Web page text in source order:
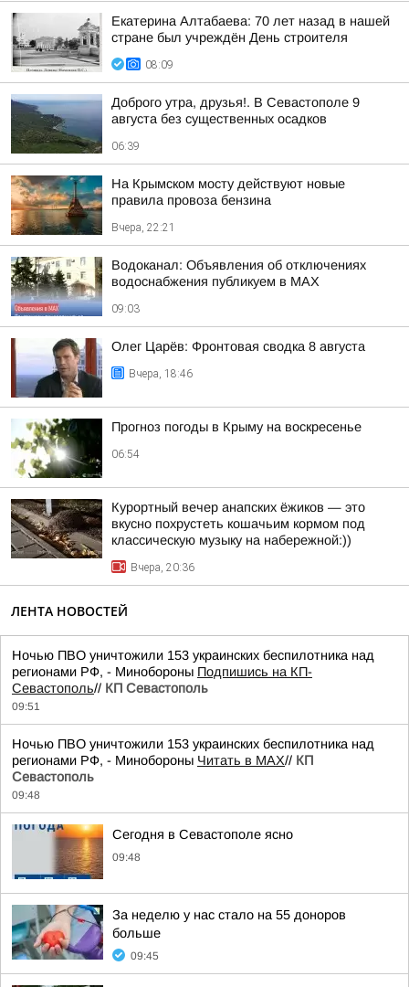
Екатерина Алтабаева: 70 лет назад в нашей
стране был учреждён День строителя
08:09
Доброго утра, друзья!. В Севастополе 9
августа без существенных осадков
06:39
На Крымском мосту действуют новые
правила провоза бензина
Вчера, 22:21
Водоканал: Объявления об отключениях
водоснабжения публикуем в MAX
09:03
Олег Царёв: Фронтовая сводка 8 августа
Вчера, 18:46
Прогноз погоды в Крыму на воскресенье
06:54
Курортный вечер анапских ёжиков — это
вкусно похрустеть кошачьим кормом под
классическую музыку на набережной:))
Вчера, 20:36
ЛЕНТА НОВОСТЕЙ
Ночью ПВО уничтожили 153 украинских беспилотника над
регионами РФ, - Минобороны Подпишись на КП-
Севастополь// КП Севастополь
09:51
Ночью ПВО уничтожили 153 украинских беспилотника над
регионами РФ, - Минобороны Читать в MAX// КП
Севастополь
09:48
Сегодня в Севастополе ясно
09:48
За неделю у нас стало на 55 доноров
больше
09:45